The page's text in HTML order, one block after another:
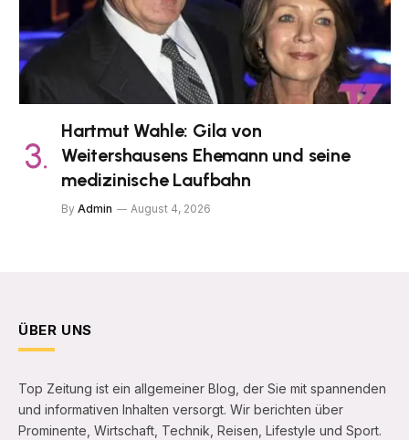
Hartmut Wahle: Gila von
Weitershausens Ehemann und seine
medizinische Laufbahn
By Admin August 4, 2026
ÜBER UNS
Top Zeitung ist ein allgemeiner Blog, der Sie mit spannenden
und informativen Inhalten versorgt. Wir berichten über
Prominente, Wirtschaft, Technik, Reisen, Lifestyle und Sport.